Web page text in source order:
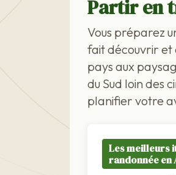
Partir en
Vous préparez
fait découvrir et
pays aux
du Sud loin des
planifier votre
Les meilleurs
randonnée en